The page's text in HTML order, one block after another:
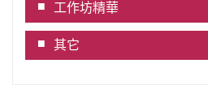
工作坊精華
其它